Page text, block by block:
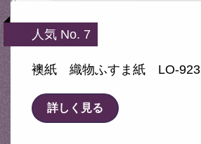
人気 No. 7
襖紙 織物ふすま紙 LO-923
詳しく見る